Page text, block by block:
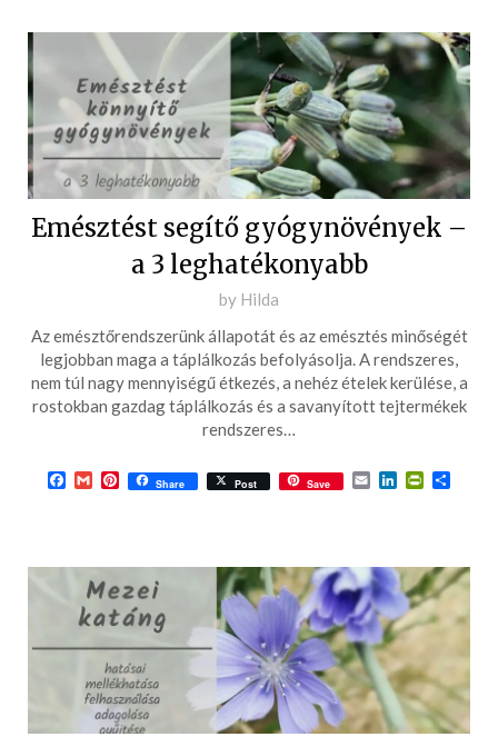
Emésztést segítő gyógynövények –
a 3 leghatékonyabb
Posted
on
2017-
07-
29
by Hilda
Az emésztőrendszerünk állapotát és az emésztés minőségét
legjobban maga a táplálkozás befolyásolja. A rendszeres,
nem túl nagy mennyiségű étkezés, a nehéz ételek kerülése, a
rostokban gazdag táplálkozás és a savanyított tejtermékek
rendszeres…
Facebook
GmailPinterest
Share Post Save EmailLinkedIn